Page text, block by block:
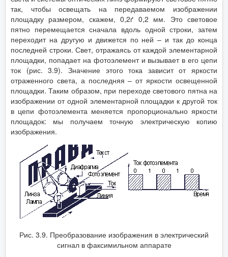
так, чтобы освещать на передаваемом изображении
площадку размером, скажем, 0,2ґ 0,2 мм. Это световое
пятно перемещается сначала вдоль одной строки, затем
переходит на другую и движется по ней – и так до конца
последней строки. Свет, отражаясь от каждой элементарной
площадки, попадает на фотоэлемент и вызывает в его цепи
ток (рис. 3.9). Значение этого тока зависит от яркости
отраженного света, а последняя – от яркости освещенной
площадки. Таким образом, при переходе светового пятна на
изображении от одной элементарной площадки к другой ток
в цепи фотоэлемента меняется пропорционально яркости
площадок: мы получаем точную электрическую копию
изображения.
Рис. 3.9. Преобразование изображения в электрический
сигнал в факсимильном аппарате